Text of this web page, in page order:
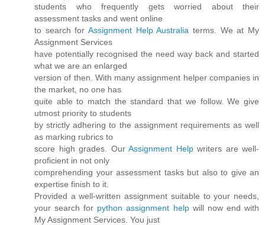
students who frequently gets worried about their
assessment tasks and went online
to search for Assignment Help Australia terms. We at My
Assignment Services
have potentially recognised the need way back and started
what we are an enlarged
version of then. With many assignment helper companies in
the market, no one has
quite able to match the standard that we follow. We give
utmost priority to students
by strictly adhering to the assignment requirements as well
as marking rubrics to
score high grades. Our Assignment Helpwriters are well-
proficient in not only
comprehending your assessment tasks but also to give an
expertise finish to it.
Provided a well-written assignment suitable to your needs,
your search for python assignment helpwill now end with
My Assignment Services. You just